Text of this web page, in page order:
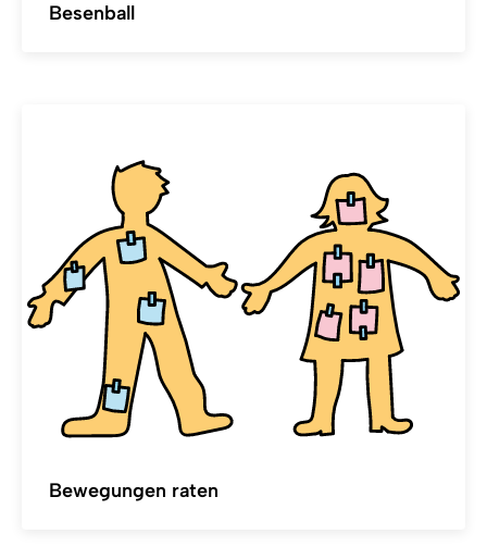
Besenball
Bewegungen raten